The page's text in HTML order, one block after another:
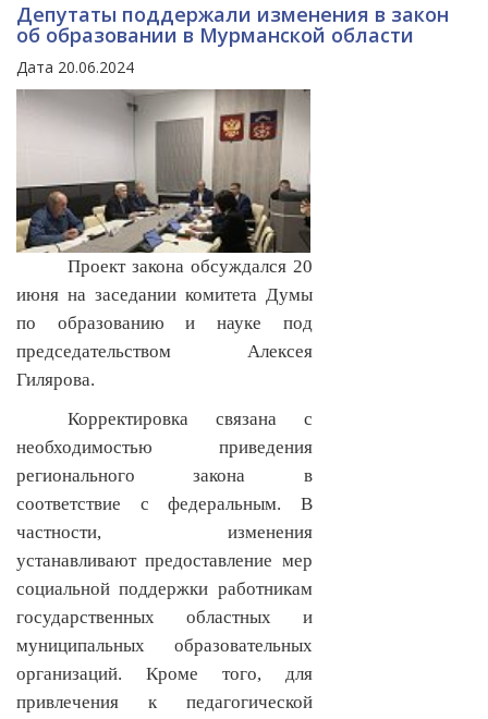
Депутаты поддержали изменения в закон
об образовании в Мурманской области
Дата 20.06.2024
Проект закона обсуждался 20
июня на заседании комитета Думы
по образованию и науке под
председательством Алексея
Гилярова.
Корректировка связана с
необходимостью приведения
регионального закона в
соответствие с федеральным. В
частности, изменения
устанавливают предоставление мер
социальной поддержки работникам
государственных областных и
муниципальных образовательных
организаций. Кроме того, для
привлечения к педагогической